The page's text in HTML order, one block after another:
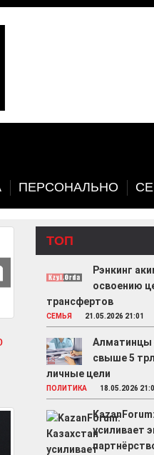
ПЕРСОНАЛЬНО
ТОП
Рэнкинг
освоению
трансфертов
СЕМЬЯ 21.05.2026 21:01
Алматинцы
свыше 5
личные цели
ПОЛИТИКА 18.05.2026
усиливает